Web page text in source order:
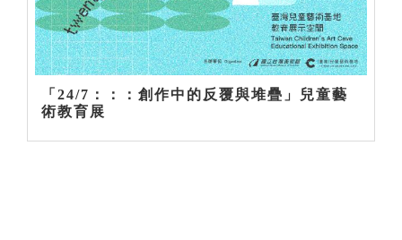
「24/7：：：創作中的反覆與堆疊」兒童藝
術教育展